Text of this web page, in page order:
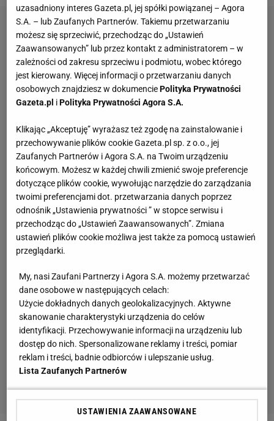
uzasadniony interes Gazeta.pl, jej spółki powiązanej – Agora
S.A. – lub Zaufanych Partnerów. Takiemu przetwarzaniu
możesz się sprzeciwić, przechodząc do „Ustawień
Zaawansowanych” lub przez kontakt z administratorem – w
zależności od zakresu sprzeciwu i podmiotu, wobec którego
jest kierowany. Więcej informacji o przetwarzaniu danych
osobowych znajdziesz w dokumenciePolityka Prywatności
Gazeta.pl iPolityka Prywatności Agora S.A.
Klikając „Akceptuję” wyrażasz też zgodę na zainstalowanie i
przechowywanie plików cookie Gazeta.pl sp. z o.o., jej
Zaufanych Partnerów i Agora S.A. na Twoim urządzeniu
końcowym. Możesz w każdej chwili zmienić swoje preferencje
dotyczące plików cookie, wywołując narzędzie do zarządzania
twoimi preferencjami dot. przetwarzania danych poprzez
odnośnik „Ustawienia prywatności ” w stopce serwisu i
przechodząc do „Ustawień Zaawansowanych”. Zmiana
ustawień plików cookie możliwa jest także za pomocą ustawień
przeglądarki.
My, nasi Zaufani Partnerzy i Agora S.A. możemy przetwarzać
dane osobowe w następujących celach:
Użycie dokładnych danych geolokalizacyjnych. Aktywne
skanowanie charakterystyki urządzenia do celów
identyfikacji. Przechowywanie informacji na urządzeniu lub
dostęp do nich. Spersonalizowane reklamy i treści, pomiar
reklam i treści, badnie odbiorców i ulepszanie usług.
Lista Zaufanych Partnerów
USTAWIENIA ZAAWANSOWANE